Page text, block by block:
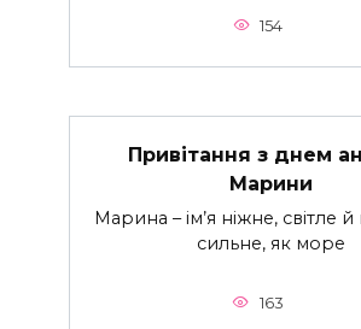
154
Привітання з днем
Марини
Марина – ім’я ніжне, світле
сильне, як море
163